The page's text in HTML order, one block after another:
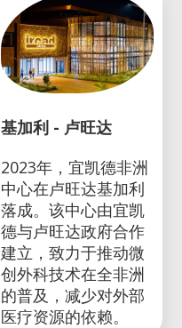
基加利 - 卢旺达
2023年，宜凯德非洲
中心在卢旺达基加利
落成。该中心由宜凯
德与卢旺达政府合作
建立，致力于推动微
创外科技术在全非洲
的普及，减少对外部
医疗资源的依赖。